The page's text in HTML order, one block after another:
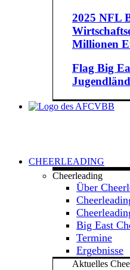
2025 NFL
Millionen
Flag Big
CHEERLEADING
Cheerleading
Über
Big East
Termine
Ergebnisse
Aktuelles